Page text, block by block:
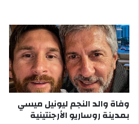
وفاة والد النجم ليونيل ميسي
بمدينة روساريو الأرجنتينية